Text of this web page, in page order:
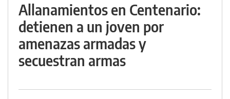
Allanamientos en Centenario:
detienen a un joven por
amenazas armadas y
secuestran armas